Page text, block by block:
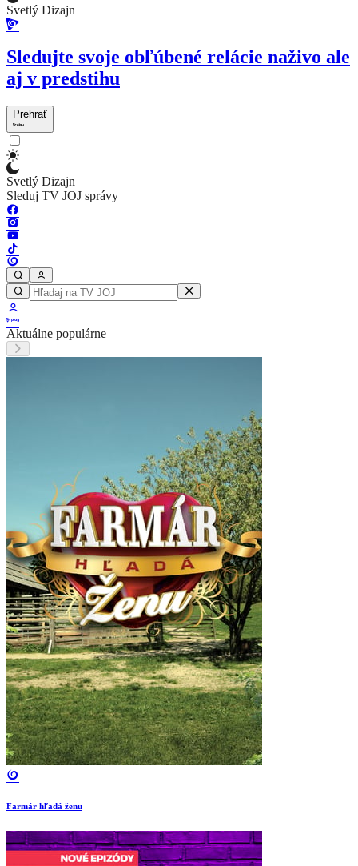
Svetlý Dizajn
Sledujte svoje obľúbené relácie naživo ale
aj v predstihu
Prehrať
Svetlý Dizajn
Sleduj TV JOJ správy
Aktuálne populárne
Farmár hľadá ženu